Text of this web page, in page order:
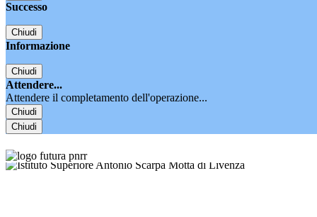
Successo
Chiudi
Informazione
Chiudi
Attendere...
Attendere il completamento dell'operazione...
Chiudi
Chiudi